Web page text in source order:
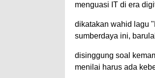
menguasi IT di era
dikatakan wahid lagu
sumberdaya ini,
disinggung soal
menilai harus ada